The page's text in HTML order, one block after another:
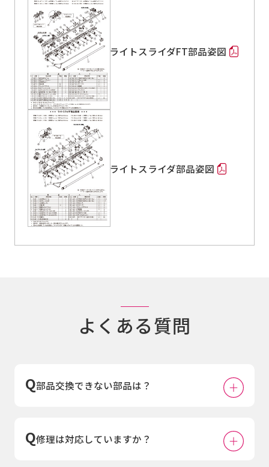
ライトスライダFT部品姿図
ライトスライダ部品姿図
よくある質問
部品交換できない部品は？
修理は対応していますか？